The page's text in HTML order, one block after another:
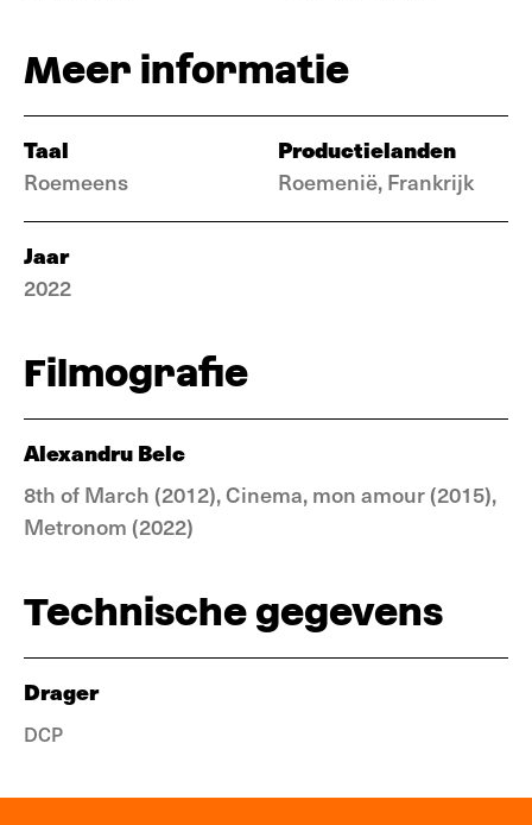
Meer informatie
Taal
Roemeens
Productielanden
Roemenië, Frankrijk
Jaar
2022
Filmografie
Alexandru Belc
8th of March (2012), Cinema, mon amour (2015),
Metronom (2022)
Technische gegevens
Drager
DCP